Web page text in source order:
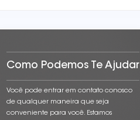
Como Podemos Te Ajudar
Você pode entrar em contato conosco
de qualquer maneira que seja
conveniente para você. Estamos